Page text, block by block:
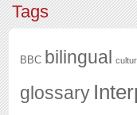
Tags
BBC bilingual
glossary